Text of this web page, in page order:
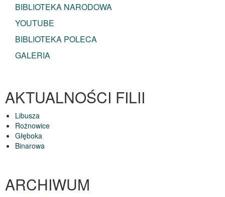
BIBLIOTEKA NARODOWA
YOUTUBE
BIBLIOTEKA POLECA
GALERIA
AKTUALNOŚCI FILII
Libusza
Rożnowice
Głęboka
Binarowa
ARCHIWUM